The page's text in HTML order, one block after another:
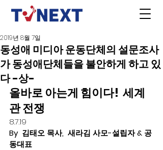
동성애 미디아 운동단체의 설문조사
가 동성애단체들을 불안하게 하고 있
다 -상-
2019년 8월 7일
올바로 아는게 힘이다!  세계
관 전쟁
8.7.19
By  김태오 목사,  새라김 사모-설립자 & 공
동대표